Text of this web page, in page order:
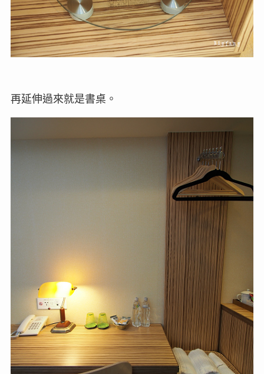
再延伸過來就是書桌。